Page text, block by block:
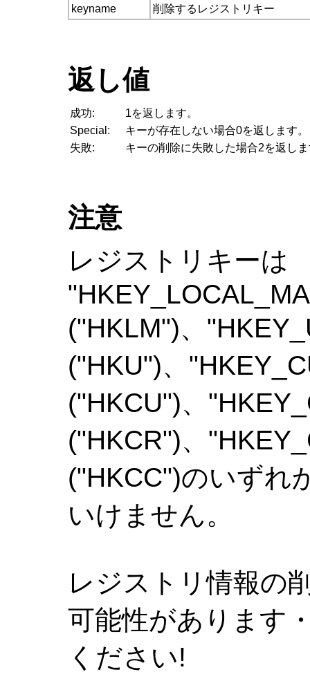
keyname 削除するレジストリキー
返し値
成功:
1を返します。
Special:
キーが存在しない場合0を返します。
失敗:
キーの削除に失敗した場合2を返し
注意
レジストリキーは
("HKLM")、
("HKU")、
("HKCU")、
("HKCR")、
("HKCC")のいずれ
いけません。
レジストリ情報の
可能性があります
ください!